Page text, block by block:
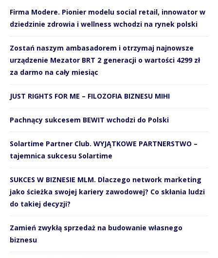
Firma Modere. Pionier modelu social retail, innowator w
dziedzinie zdrowia i wellness wchodzi na rynek polski
Zostań naszym ambasadorem i otrzymaj najnowsze
urządzenie Mezator BRT 2 generacji o wartości 4299 zł
za darmo na cały miesiąc
JUST RIGHTS FOR ME – FILOZOFIA BIZNESU MIHI
Pachnący sukcesem BEWIT wchodzi do Polski
Solartime Partner Club. WYJĄTKOWE PARTNERSTWO –
tajemnica sukcesu Solartime
SUKCES W BIZNESIE MLM. Dlaczego network marketing
jako ścieżka swojej kariery zawodowej? Co skłania ludzi
do takiej decyzji?
Zamień zwykłą sprzedaż na budowanie własnego
biznesu